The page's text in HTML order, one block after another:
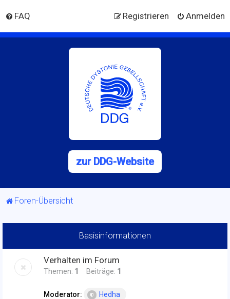
FAQ Anmelden
Registrieren
zur DDG-Website
Foren-Übersicht
Basisinformationen
Verhalten im Forum
Themen: 1 Beiträge: 1
Moderator: Hedha